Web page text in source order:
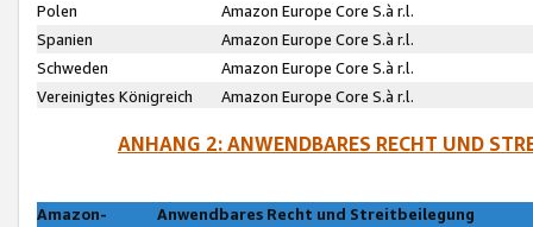
Polen
Amazon Europe Core S.à r.l.
Spanien
Amazon Europe Core S.à r.l.
Schweden
Amazon Europe Core S.à r.l.
Vereinigtes Königreich
Amazon Europe Core S.à r.l.
ANHANG 2: ANWENDBARES RECHT UND
Amazon-
Anwendbares Recht und Streitbeilegung